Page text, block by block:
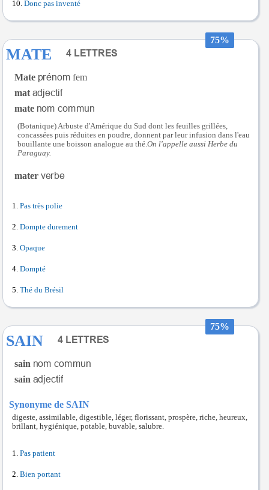
Donc pas inventé
75%
MATE
Mate
fem
mat
mate
(Botanique) Arbuste d'Amérique du Sud dont les feuilles grillées,
concassées puis réduites en poudre, donnent par leur infusion dans l'eau
bouillante une boisson analogue au thé. On l'appelle aussi Herbe du
Paraguay.
mater
Pas très polie
Dompte durement
Opaque
Dompté
Thé du Brésil
75%
SAIN
sain
sain
Synonyme de SAIN
digeste, assimilable, digestible, léger, florissant, prospère, riche, heureux,
brillant, hygiénique, potable, buvable, salubre.
Pas patient
Bien portant